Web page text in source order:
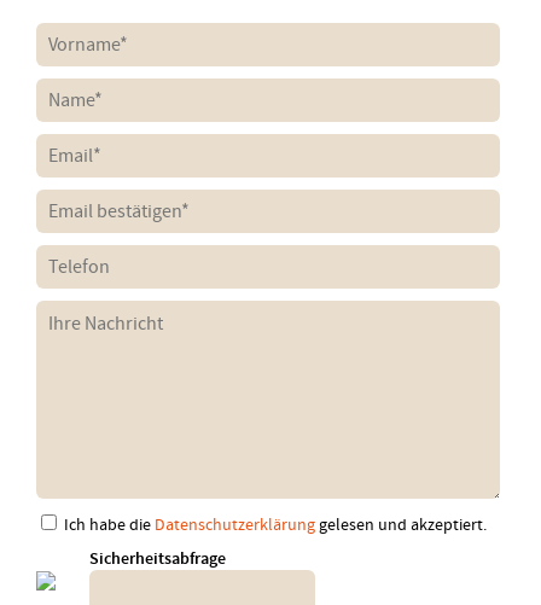
Ich habe die Datenschutzerklärung gelesen und akzeptiert.
Sicherheitsabfrage